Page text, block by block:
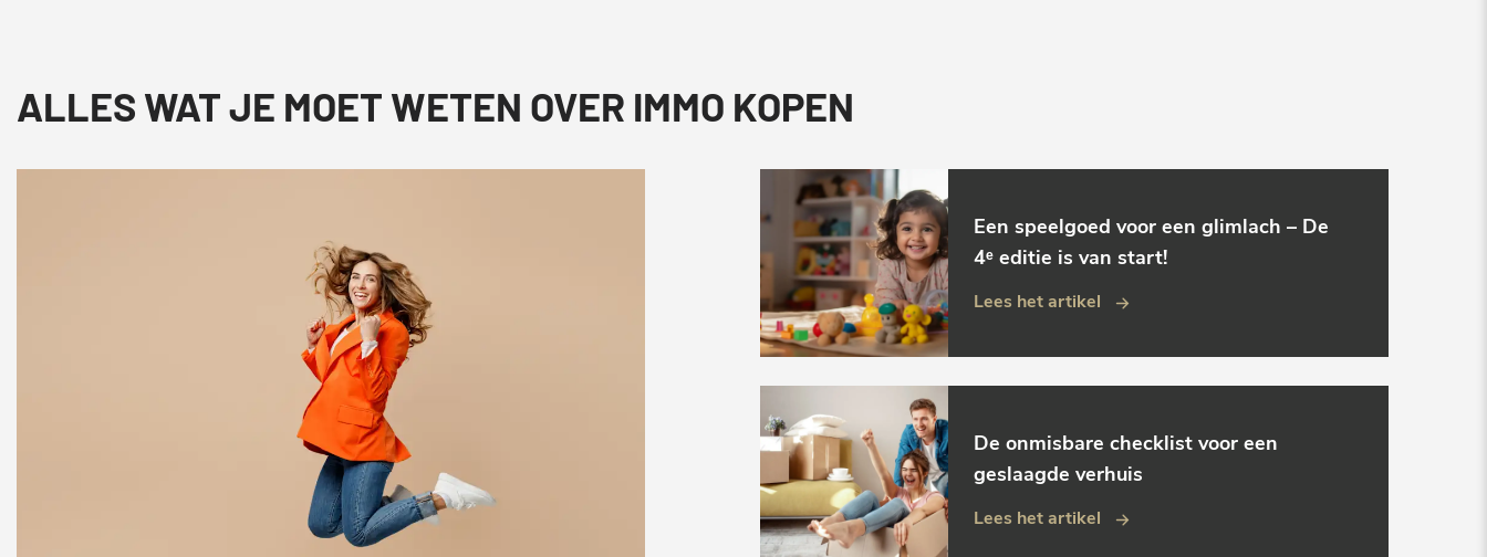
ALLES WAT JE MOET WETEN OVER IMMO KOPEN
Een speelgoed voor een glimlach – De
4ᵉ editie is van start!
Lees het artikel
De onmisbare checklist voor een
geslaagde verhuis
Lees het artikel